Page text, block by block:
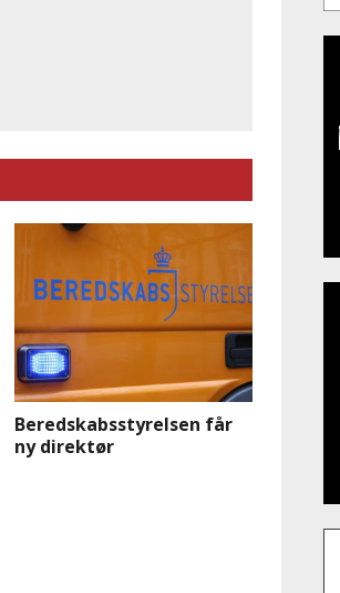
Beredskabsstyrelsen får
ny direktør